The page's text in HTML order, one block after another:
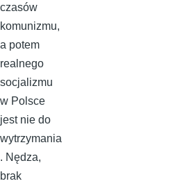
czasów
komunizmu,
a potem
realnego
socjalizmu
w Polsce
jest nie do
wytrzymania
. Nędza,
brak